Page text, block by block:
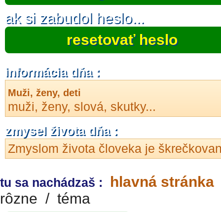
ak si zabudol heslo...
resetovať heslo
informácia dňa :
Muži, ženy, deti
muži, ženy, slová, skutky...
zmysel života dňa :
Zmyslom života človeka je
tu sa nachádzaš : hlavná stránka
rôzne / téma